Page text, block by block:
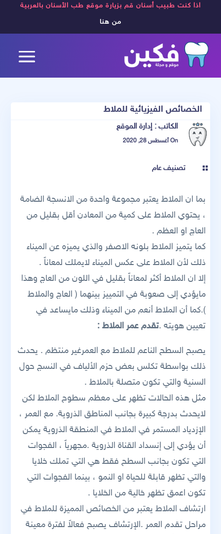
اذا كنت طبيب أسنان قم بزيارة موقع طب الأسنان بالعربية
من هنا
الخصائص الفيزيائية للملاط
الكاتب :إدارة الموقع
On أغسطس 28, 2020
 تصنيف عام
بما ان الملاط يعتبر مجموعة واحدة من الانسجة الضامة
، يحتوي الملاط على كمية من المعادن أقل بقليل من
العاج او العظم .
كما يتميز الملاط بلونه الاصفر والذي يميزه عن الميناء
ذلك لأن الملاط على عكس الميناء لايملك لمعاناً .
إلا ان الملاط أكثر لمعاناً بقليل في اللون من العاج وهذا
مايؤدي إلى صعوبة في التمييز بينهما ( العاج والملاط
).كما أن الملاط أنعم من الميناء وذلك مايساعد في
تعيين هويته .تقدم عمر الملاط :
يصبح السطح الناعم للملاط مع العمرغير منتظم . يحدث
ذلك بواسطة تكلس بعض حزم الألياف في النسج حول
السنية والتي تكون متصلة بالملاط .
مثل هذه الحالات تظهر على معظم سطوح الملاط لكن
لايحدث بدرجة كبيرة بجانب المناطق الذروية. مع العمر ،
الإزدياد المستمر في الملاط في المنطقة الذروية يمكن
أن يؤدي إلى إنسداد القناة الذروية .مجهرياً ، الفجوات
التي تكون بجانب السطح فقط هي التي تملك خلايا
والتي تظهر قابلة للحياة او النمو ، بينما الفجوات التي
تكون اعمق تظهر خالية من الخلايا .
ارتشاف الملاط يعتبر من الخصائص المميزة للملاط في
مراحل تقدم العمر .الإرتشاف يصبح فعالاً لفترة معينة